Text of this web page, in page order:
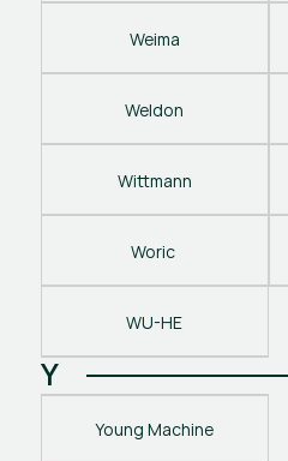
Weima
Weldon
Wittmann
Woric
WU-HE
Y
Young Machine